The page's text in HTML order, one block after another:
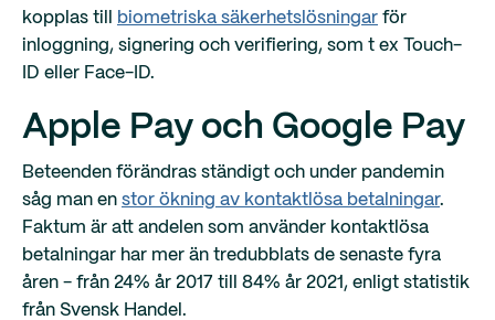
kopplas till
biometriska säkerhetslösningar för
inloggning, signering och verifiering, som t ex Touch-
ID eller Face-ID.
Apple Pay och Google Pay
Beteenden förändras ständigt och under pandemin
såg man en stor ökning av kontaktlösa betalningar.
Faktum är att andelen som använder kontaktlösa
betalningar har mer än tredubblats de senaste fyra
åren - från 24% år 2017 till 84% år 2021, enligt statistik
från Svensk Handel.